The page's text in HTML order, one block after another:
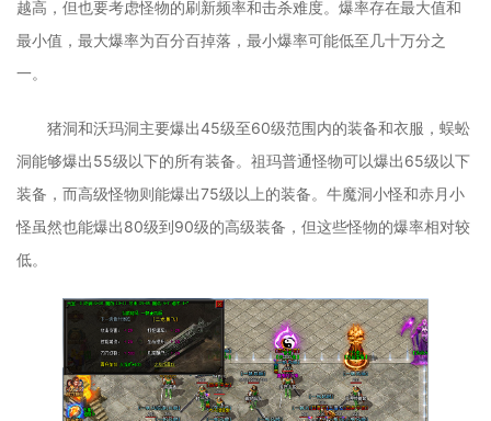
越高，但也要考虑怪物的刷新频率和击杀难度。爆率存在最大值和
最小值，最大爆率为百分百掉落，最小爆率可能低至几十万分之
一。
猪洞和沃玛洞主要爆出45级至60级范围内的装备和衣服，蜈蚣
洞能够爆出55级以下的所有装备。祖玛普通怪物可以爆出65级以下
装备，而高级怪物则能爆出75级以上的装备。牛魔洞小怪和赤月小
怪虽然也能爆出80级到90级的高级装备，但这些怪物的爆率相对较
低。